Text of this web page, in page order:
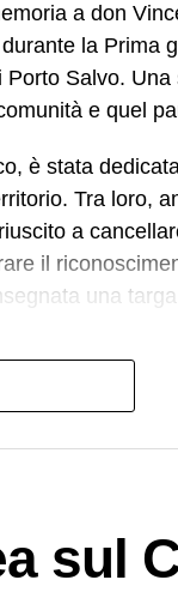
a don
la Prima
Salvo. Una
e quel
è stata
Tra loro,
a
il
una
Oggi
pianto. Ma la
persone
gioia
di Biancavilla
alla Grande
sul